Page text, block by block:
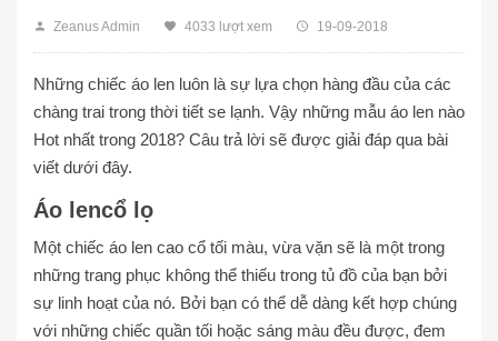
Zeanus Admin 4033 lượt xem 19-09-2018
Những chiếc áo len luôn là sự lựa chọn hàng đầu của các
chàng trai trong thời tiết se lạnh. Vậy những mẫu áo len nào
Hot nhất trong 2018? Câu trả lời sẽ được giải đáp qua bài
viết dưới đây.
Áo lencổ lọ
Một chiếc áo len cao cổ tối màu, vừa vặn sẽ là một trong
những trang phục không thể thiếu trong tủ đồ của bạn bởi
sự linh hoạt của nó. Bởi bạn có thể dễ dàng kết hợp chúng
với những chiếc quần tối hoặc sáng màu đều được, đem